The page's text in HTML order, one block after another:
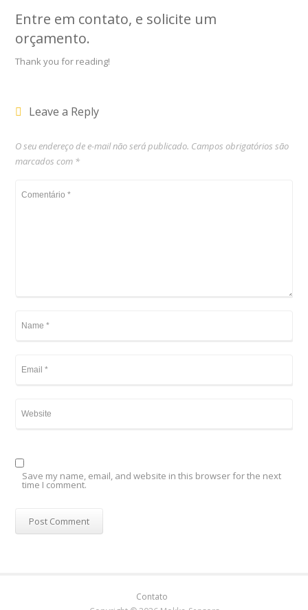
Entre em contato, e solicite um
orçamento.
Thank you for reading!
Leave a Reply
O seu endereço de e-mail não será publicado. Campos obrigatórios são
marcados com *
Save my name, email, and website in this browser for the next
time I comment.
Contato